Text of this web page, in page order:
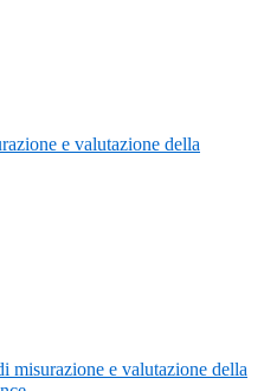
e valutazione della
misurazione e valutazione della